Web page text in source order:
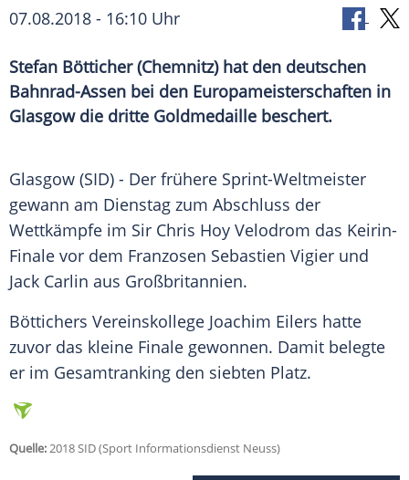
07.08.2018 - 16:10 Uhr
Stefan Bötticher (Chemnitz) hat den deutschen
Bahnrad-Assen bei den Europameisterschaften in
Glasgow die dritte Goldmedaille beschert.
Glasgow (SID) - Der frühere Sprint-Weltmeister
gewann am Dienstag zum Abschluss der
Wettkämpfe im Sir Chris Hoy Velodrom das Keirin-
Finale vor dem Franzosen Sebastien Vigier und
Jack Carlin aus Großbritannien.
Böttichers Vereinskollege Joachim Eilers hatte
zuvor das kleine Finale gewonnen. Damit belegte
er im Gesamtranking den siebten Platz.
Quelle:2018 SID (Sport Informationsdienst Neuss)